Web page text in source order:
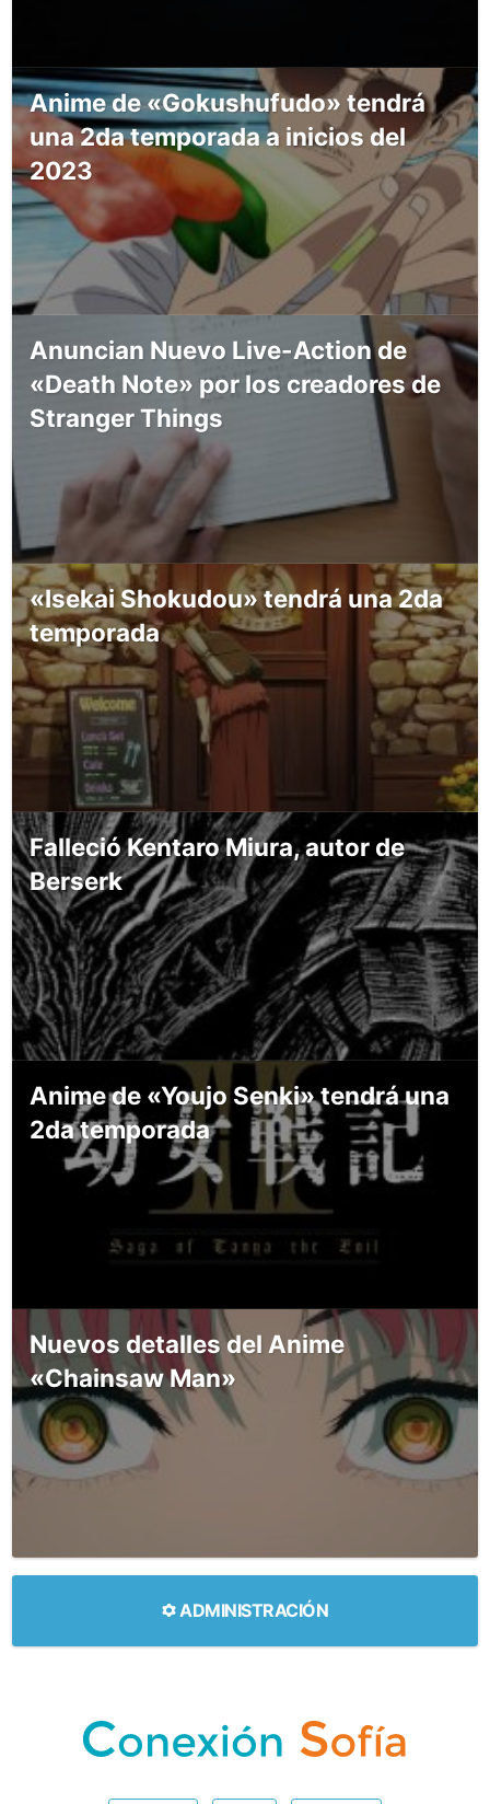
Anime de «Gokushufudo» tendrá
una 2da temporada a inicios del
2023
Anuncian Nuevo Live-Action de
«Death Note» por los creadores de
Stranger Things
«Isekai Shokudou» tendrá una 2da
temporada
Falleció Kentaro Miura, autor de
Berserk
Anime de «Youjo Senki» tendrá una
2da temporada
Nuevos detalles del Anime
«Chainsaw Man»
ADMINISTRACIÓN